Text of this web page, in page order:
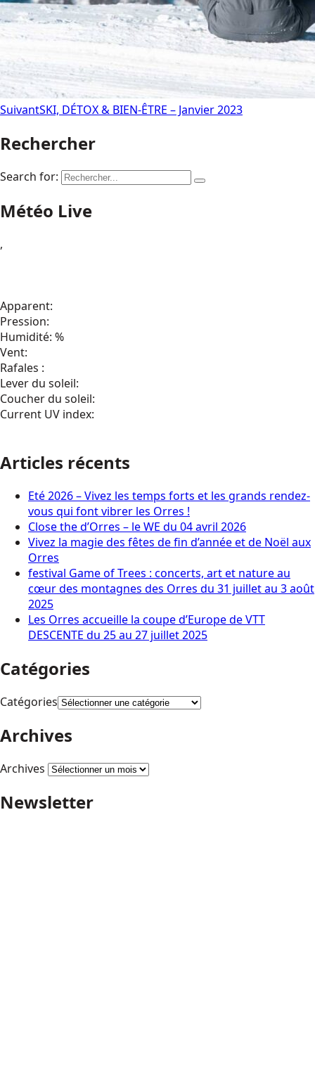
SuivantSKI, DÉTOX & BIEN-ÊTRE – Janvier 2023
Rechercher
Search for:
Météo Live
,
Apparent:
Pression:
Humidité: %
Vent:
Rafales :
Lever du soleil:
Coucher du soleil:
Current UV index:
Articles récents
Eté 2026 – Vivez les temps forts et les grands rendez-
vous qui font vibrer les Orres !
Close the d’Orres – le WE du 04 avril 2026
Vivez la magie des fêtes de fin d’année et de Noël aux
Orres
festival Game of Trees : concerts, art et nature au
cœur des montagnes des Orres du 31 juillet au 3 août
2025
Les Orres accueille la coupe d’Europe de VTT
DESCENTE du 25 au 27 juillet 2025
Catégories
Catégories
Archives
Archives
Newsletter